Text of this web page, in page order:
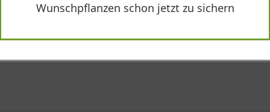
Wunschpflanzen schon jetzt zu sichern